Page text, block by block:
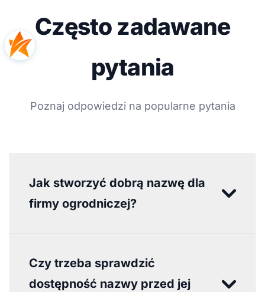
Często zadawane
pytania
Poznaj odpowiedzi na popularne pytania
Jak stworzyć dobrą nazwę dla
firmy ogrodniczej?
Czy trzeba sprawdzić
dostępność nazwy przed jej